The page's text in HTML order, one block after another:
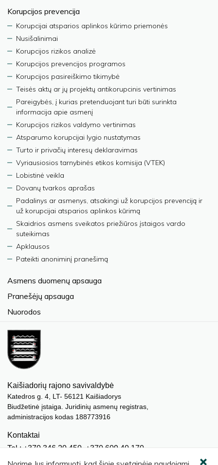
Korupcijos prevencija
Korupcijai atsparios aplinkos kūrimo priemonės
Nusišalinimai
Korupcijos rizikos analizė
Korupcijos prevencijos programos
Korupcijos pasireiškimo tikimybė
Teisės aktų ar jų projektų antikorupcinis vertinimas
Pareigybės, į kurias pretenduojant turi būti surinkta
informacija apie asmenį
Korupcijos rizikos valdymo vertinimas
Atsparumo korupcijai lygio nustatymas
Turto ir privačių interesų deklaravimas
Vyriausiosios tarnybinės etikos komisija (VTEK)
Lobistinė veikla
Dovanų tvarkos aprašas
Padalinys ar asmenys, atsakingi už korupcijos prevenciją ir
už korupcijai atsparios aplinkos kūrimą
Skaidrios asmens sveikatos priežiūros įstaigos vardo
suteikimas
Apklausos
Pateikti anoniminį pranešimą
Asmens duomenų apsauga
Pranešėjų apsauga
Nuorodos
Kaišiadorių rajono savivaldybė
Katedros g. 4, LT- 56121 Kaišiadorys
Biudžetinė įstaiga. Juridinių asmenų registras,
administracijos kodas 188773916
Kontaktai
Tel.: +370 346 20 450, +370 609 40 170
El. paštas.: meras@kaisiadorys.lt